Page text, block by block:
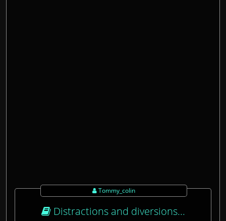
Tommy_colin
Distractions and diversions...